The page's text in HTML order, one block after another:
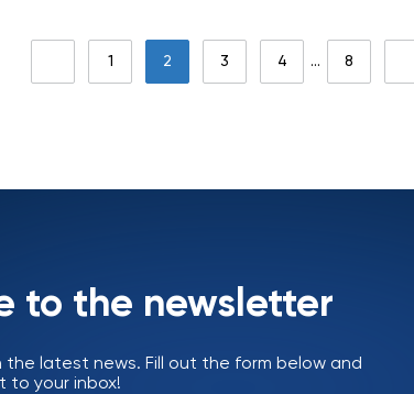
1 2 3 4 … 8
to the newsletter
latest news. Fill out the form below and
to your inbox!